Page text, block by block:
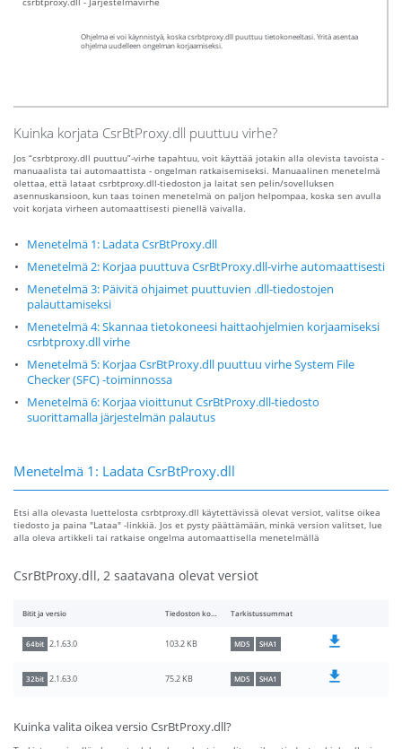
Ohjelma ei voi käynnistyä, koska csrbtproxy.dll puuttuu tietokoneeltasi. Yritä asentaa
ohjelma uudelleen ongelman korjaamiseksi.
Kuinka korjata CsrBtProxy.dll puuttuu virhe?
Jos “csrbtproxy.dll puuttuu”-virhe tapahtuu, voit käyttää jotakin alla olevista tavoista -
manuaalista tai automaattista - ongelman ratkaisemiseksi. Manuaalinen menetelmä
olettaa, että lataat csrbtproxy.dll-tiedoston ja laitat sen pelin/sovelluksen
asennuskansioon, kun taas toinen menetelmä on paljon helpompaa, koska sen avulla
voit korjata virheen automaattisesti pienellä vaivalla.
Menetelmä 1: Ladata CsrBtProxy.dll
Menetelmä 2: Korjaa puuttuva CsrBtProxy.dll-virhe automaattisesti
Menetelmä 3: Päivitä ohjaimet puuttuvien .dll-tiedostojen
palauttamiseksi
Menetelmä 4: Skannaa tietokoneesi haittaohjelmien korjaamiseksi
csrbtproxy.dll virhe
Menetelmä 5: Korjaa CsrBtProxy.dll puuttuu virhe System File
Checker (SFC) -toiminnossa
Menetelmä 6: Korjaa vioittunut CsrBtProxy.dll-tiedosto
suorittamalla järjestelmän palautus
Menetelmä 1: Ladata CsrBtProxy.dll
Etsi alla olevasta luettelosta csrbtproxy.dll käytettävissä olevat versiot, valitse oikea
tiedosto ja paina "Lataa" -linkkiä. Jos et pysty päättämään, minkä version valitset, lue
alla oleva artikkeli tai ratkaise ongelma automaattisella menetelmällä
CsrBtProxy.dll, 2 saatavana olevat versiot
Bitit ja versio Tiedoston koko Tarkistussummat
64bit 2.1.63.0 103.2 KB MD5 SHA1
32bit 2.1.63.0 75.2 KB MD5 SHA1
Kuinka valita oikea versio CsrBtProxy.dll?